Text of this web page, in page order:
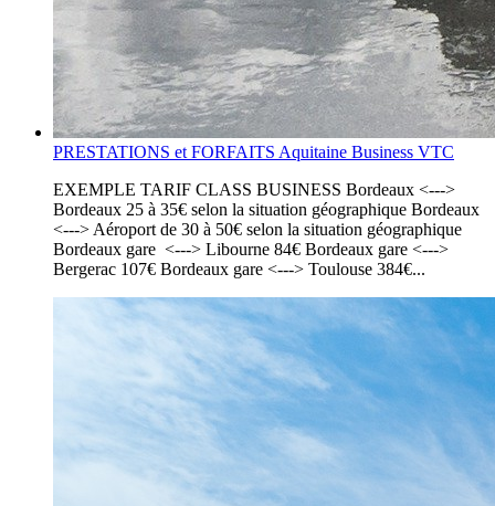
PRESTATIONS et FORFAITS Aquitaine Business VTC
EXEMPLE TARIF CLASS BUSINESS Bordeaux <--->
Bordeaux 25 à 35€ selon la situation géographique Bordeaux
<---> Aéroport de 30 à 50€ selon la situation géographique
Bordeaux gare <---> Libourne 84€ Bordeaux gare <--->
Bergerac 107€ Bordeaux gare <---> Toulouse 384€...